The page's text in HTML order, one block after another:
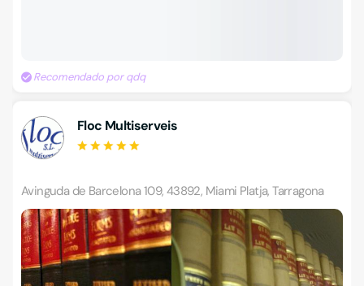
Recomendado por qdq
Floc Multiserveis
Avinguda de Barcelona 109, 43892, Miami Platja, Tarragona